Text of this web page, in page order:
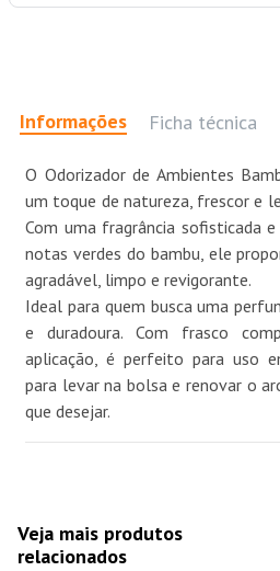
Informações Ficha técnica
O Odorizador de Ambientes
um toque de natureza, frescor e
Com uma fragrância sofisticada e
notas verdes do bambu, ele
agradável, limpo e revigorante.
Ideal para quem busca uma
e duradoura. Com frasco
aplicação, é perfeito para uso
para levar na bolsa e renovar o
que desejar.
Veja mais produtos
relacionados